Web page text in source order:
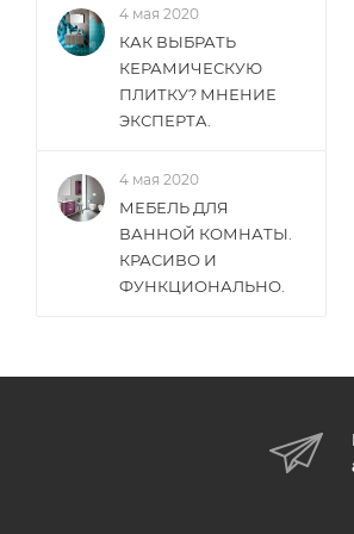
4 мая 2020
КАК ВЫБРАТЬ
КЕРАМИЧЕСКУЮ
ПЛИТКУ? МНЕНИЕ
ЭКСПЕРТА.
4 мая 2020
МЕБЕЛЬ ДЛЯ
ВАННОЙ КОМНАТЫ.
КРАСИВО И
ФУНКЦИОНАЛЬНО.